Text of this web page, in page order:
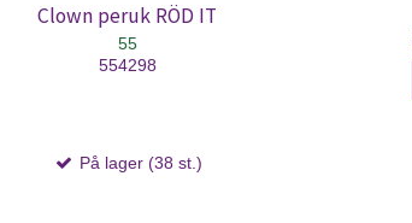
Clown peruk RÖD IT
55
554298
På lager (38 st.)